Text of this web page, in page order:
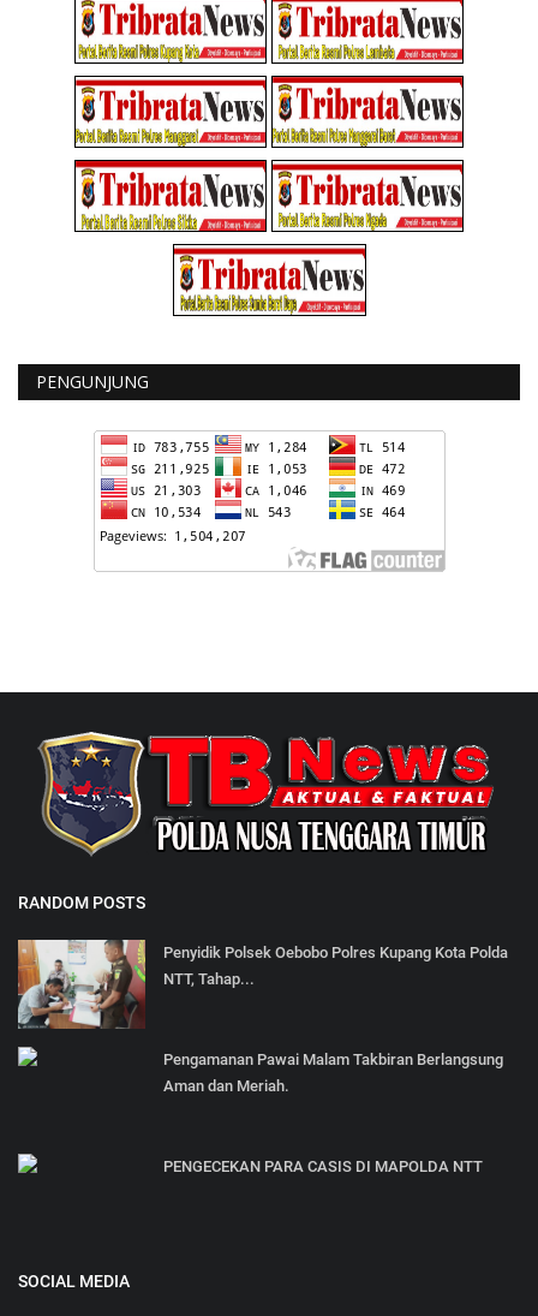
PENGUNJUNG
RANDOM POSTS
Penyidik Polsek Oebobo Polres Kupang Kota Polda
NTT, Tahap...
Pengamanan Pawai Malam Takbiran Berlangsung
Aman dan Meriah.
PENGECEKAN PARA CASIS DI MAPOLDA NTT
SOCIAL MEDIA